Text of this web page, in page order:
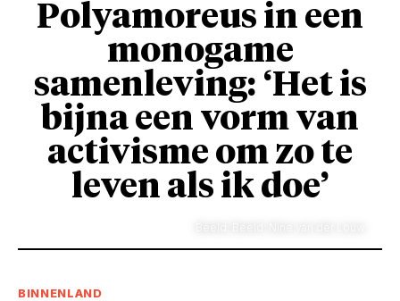
Polyamoreus in een
monogame
samenleving: ‘Het is
bijna een vorm van
activisme om zo te
leven als ik doe’
BINNENLAND